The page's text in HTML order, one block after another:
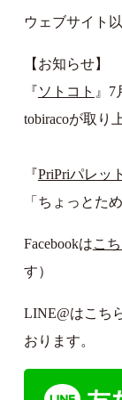
ウェブサイト
【お知らせ】
『ソトコト 』
tobiracoが取り
『PriPriパレット
「ちょっとた
Facebookはこ
す）
LINE@はこち
おります。